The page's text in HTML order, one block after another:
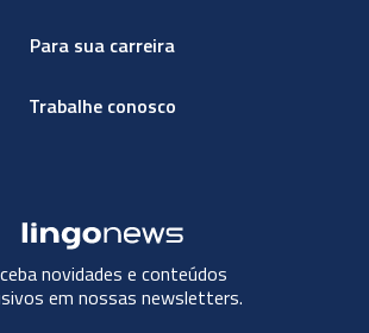
Para sua carreira
Trabalhe conosco
novidades e conteúdos
em nossas newsletters.